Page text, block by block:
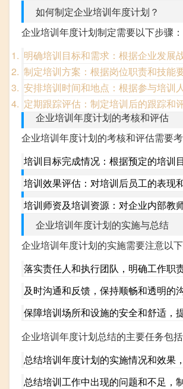
如何制定企业培训年度计划？
企业培训年度计划制定需要以下步骤：
明确培训目标和需求：根据企业发展
制定培训方案：根据岗位职责和技能
安排培训时间和地点：根据参与培训
定期跟踪评估：制定培训后的跟踪和
企业培训年度计划的考核和评估
企业培训年度计划的考核和评估需要
培训目标完成情况：根据预定的培训
培训效果评估：对培训后员工的表现
培训师资及培训资源：对企业内部教
企业培训年度计划的实施与总结
企业培训年度计划的实施需要注意以下
落实责任人和执行团队，明确工作职
及时沟通和反馈，保持顺畅和透明的
保障培训场所和设施的安全和舒适，
企业培训年度计划总结的主要任务包括
总结培训年度计划的实施情况和效果
总结培训工作中出现的问题和不足，